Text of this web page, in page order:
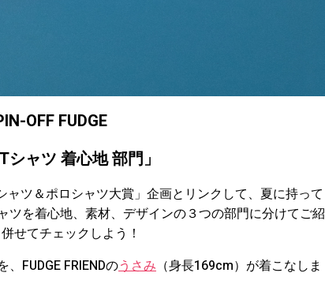
OFF FUDGE
Tシャツ 着心地 部門」
ャツ＆ポロシャツ大賞」企画とリンクして、夏に持って
ツを着心地、素材、デザインの３つの部門に分けてご紹
せてチェックしよう！
FUDGE FRIENDのうさみ （身長169cm）が着こなしま